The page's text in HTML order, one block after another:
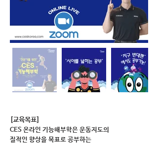
​[교육목표]
CES 온라인 기능해부학은 운동지도의
질적인 향상을 목표로 공부하는